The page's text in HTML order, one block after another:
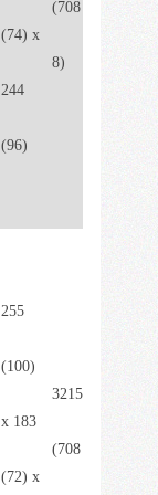
(74) x
244
(96)
(708
8)
255
(100)
x 183
(72) x
3215
(708